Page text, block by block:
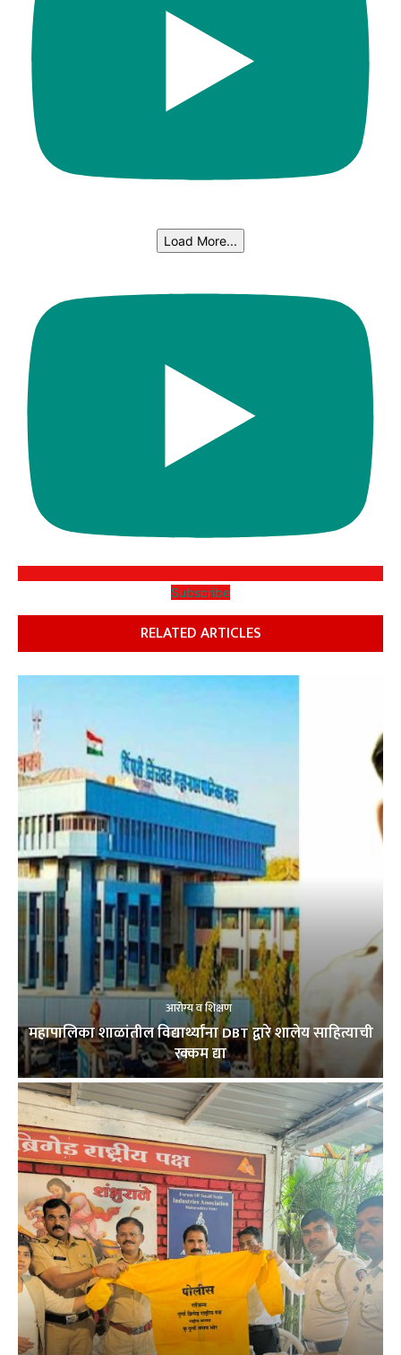
Load More...
Subscribe
RELATED ARTICLES
आरोग्य व शिक्षण
महापालिका शाळांतील विद्यार्थ्यांना DBT द्वारे शालेय साहित्याची
रक्कम द्या